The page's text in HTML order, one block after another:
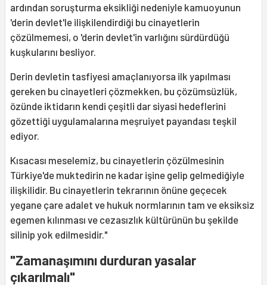
ardından soruşturma eksikliği nedeniyle kamuoyunun
'derin devlet'le ilişkilendirdiği bu cinayetlerin
çözülmemesi, o 'derin devlet'in varlığını sürdürdüğü
kuşkularını besliyor.
Derin devletin tasfiyesi amaçlanıyorsa ilk yapılması
gereken bu cinayetleri çözmekken, bu çözümsüzlük,
özünde iktidarın kendi çeşitli dar siyasi hedeflerini
gözettiği uygulamalarına meşruiyet payandası teşkil
ediyor.
Kısacası meselemiz, bu cinayetlerin çözülmesinin
Türkiye'de muktedirin ne kadar işine gelip gelmediğiyle
ilişkilidir. Bu cinayetlerin tekrarının önüne geçecek
yegane çare adalet ve hukuk normlarının tam ve eksiksiz
egemen kılınması ve cezasızlık kültürünün bu şekilde
silinip yok edilmesidir."
"Zamanaşımını durduran yasalar
çıkarılmalı"